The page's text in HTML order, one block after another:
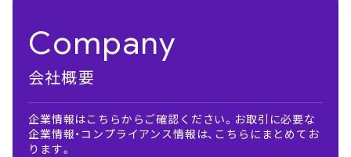
Company
会社概要
企業情報はこちらからご確認ください。お取引に必要な
企業情報・コンプライアンス情報は、こちらにまとめてお
ります。